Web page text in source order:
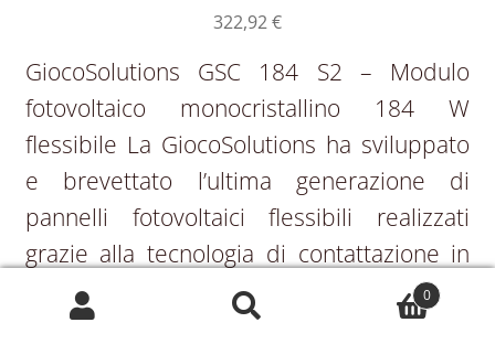
322,92€
GiocoSolutions GSC 184 S2 – Modulo
fotovoltaico monocristallino 184 W
flessibile La GiocoSolutions ha sviluppato
e brevettato l’ultima generazione di
pannelli fotovoltaici flessibili realizzati
grazie alla tecnologia di contattazione in
argento G Wire, prodotti con particolari
tecnopolimeri che gli permettono di avere
0